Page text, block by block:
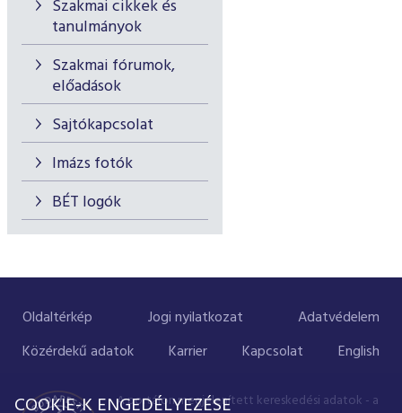
Szakmai cikkek és
tanulmányok
Szakmai fórumok,
előadások
Sajtókapcsolat
Imázs fotók
BÉT logók
Oldaltérkép Jogi nyilatkozat
Adatvédelem
Közérdekű adatok
Karrier Kapcsolat English
A portálon megjelenített kereskedési adatok - a
COOKIE-K ENGEDÉLYEZÉSE